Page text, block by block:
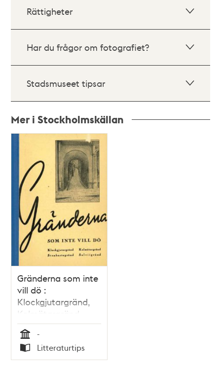
Rättigheter
Har du frågor om fotografiet?
Stadsmuseet tipsar
Mer i Stockholmskällan
teman
Gränderna som inte
vill dö :
Klockgjutargränd,
Kolmätargränd,
Stenbastugränd,
Salviigränd
Tid
-
Typ
Litteraturtips